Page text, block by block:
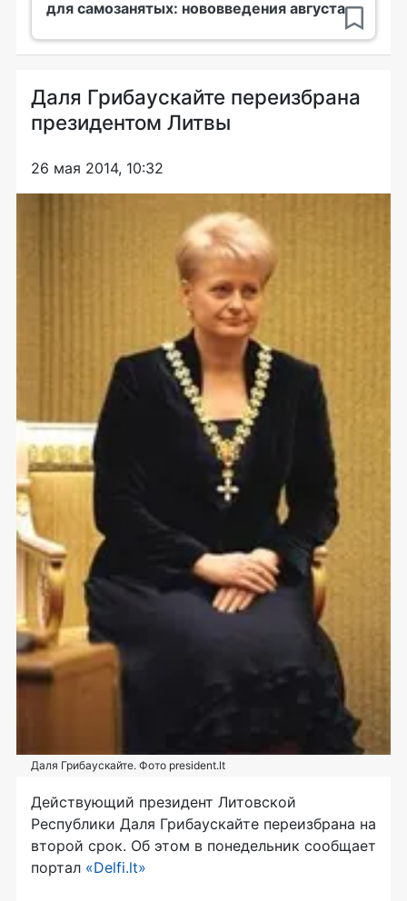
для самозанятых: нововведения августа
Даля Грибаускайте переизбрана
президентом Литвы
26 мая 2014, 10:32
Даля Грибаускайте. Фото president.lt
Действующий президент Литовской
Республики Даля Грибаускайте переизбрана на
второй срок. Об этом в понедельник сообщает
портал «Delfi.lt»